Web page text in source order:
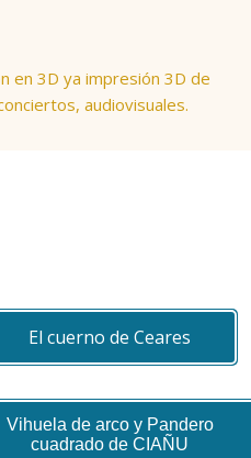
en 3D ya impresión 3D de
audiovisuales.
El cuerno de Ceares
Vihuela de arco y Pandero
cuadrado de CIAÑU